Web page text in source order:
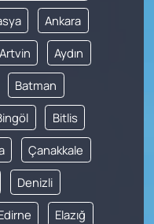
Ankara
Artvin Aydın
Batman
Bitlis
Çanakkale
Denizli
Elazığ